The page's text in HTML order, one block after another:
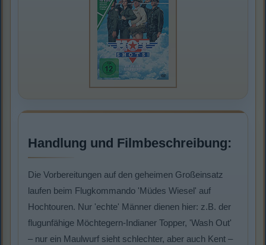
Handlung und Filmbeschreibung:
Die Vorbereitungen auf den geheimen Großeinsatz
laufen beim Flugkommando 'Müdes Wiesel' auf
Hochtouren. Nur 'echte' Männer dienen hier: z.B. der
flugunfähige Möchtegern-Indianer Topper, 'Wash Out'
– nur ein Maulwurf sieht schlechter, aber auch Kent –